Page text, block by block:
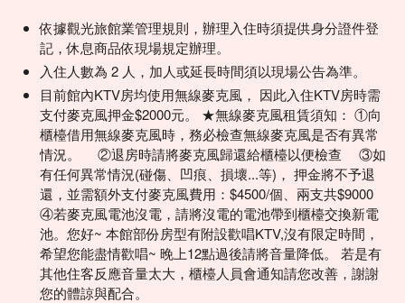
依據觀光旅館業管理規則，辦理入住時須提供身分證件登
記，休息商品依現場規定辦理。
入住人數為 2 人，加人或延長時間須以現場公告為準。
目前館內KTV房均使用無線麥克風， 因此入住KTV房時需
支付麥克風押金$2000元。 ★無線麥克風租賃須知： ①向
櫃檯借用無線麥克風時，務必檢查無線麥克風是否有異常
情況。 ②退房時請將麥克風歸還給櫃檯以便檢查 ③如
有任何異常情況(碰傷、凹痕、損壞...等)， 押金將不予退
還，並需額外支付麥克風費用：$4500/個、兩支共$9000
④若麥克風電池沒電，請將沒電的電池帶到櫃檯交換新電
池。您好~ 本館部份房型有附設歡唱KTV,沒有限定時間，
希望您能盡情歡唱~ 晚上12點過後請將音量降低。 若是有
其他住客反應音量太大，櫃檯人員會通知請您改善，謝謝
您的體諒與配合。